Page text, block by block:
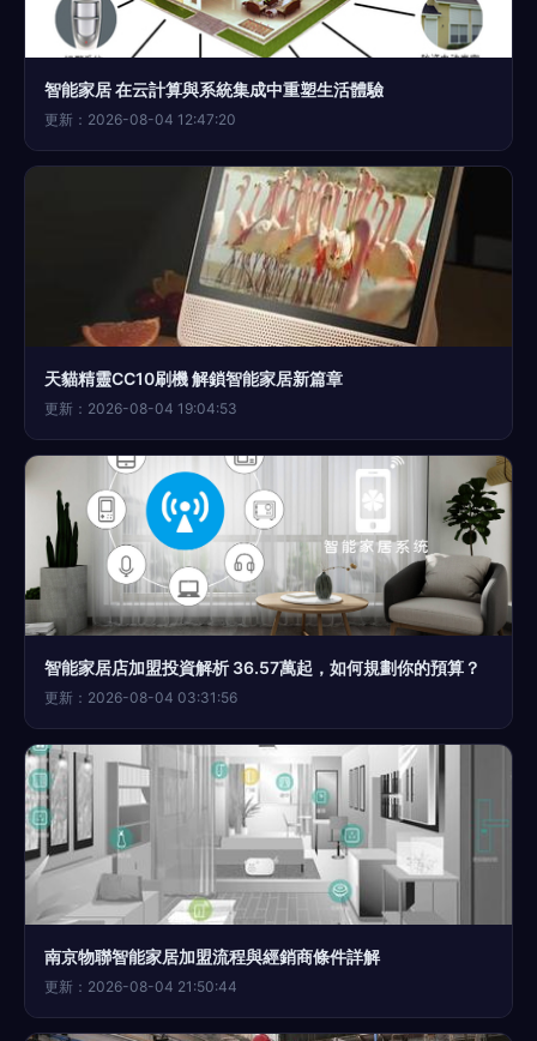
智能家居 在云計算與系統集成中重塑生活體驗
更新：2026-08-04 12:47:20
天貓精靈CC10刷機 解鎖智能家居新篇章
更新：2026-08-04 19:04:53
智能家居店加盟投資解析 36.57萬起，如何規劃你的預算？
更新：2026-08-04 03:31:56
南京物聯智能家居加盟流程與經銷商條件詳解
更新：2026-08-04 21:50:44